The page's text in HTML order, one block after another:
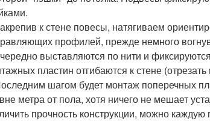
к стене повесы, натягиваем
профилей, прежде немного
выставляются по нити и
пластин отгибаются к стене
шагом будет монтаж поперечных
метра от пола, хотя ничего не мешает
прочность конструкции, можно